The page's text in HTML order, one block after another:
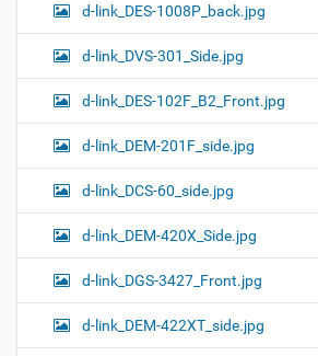
d-link_DES-1008P_back.jpg
d-link_DVS-301_Side.jpg
d-link_DES-102F_B2_Front.jpg
d-link_DEM-201F_side.jpg
d-link_DCS-60_side.jpg
d-link_DEM-420X_Side.jpg
d-link_DGS-3427_Front.jpg
d-link_DEM-422XT_side.jpg